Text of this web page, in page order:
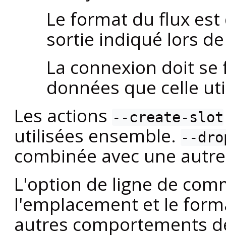
Le format du flux
sortie indiqué lors
La connexion doit
données que celle
Les actions --create-slot
utilisées ensemble. --
combinée avec une
L'option de ligne de
l'emplacement et le
autres comportements